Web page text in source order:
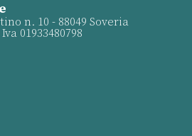
n. 10 - 88049 Soveria
01933480798